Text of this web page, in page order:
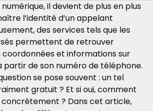
il devient de plus en plus
l’identité d’un appelant
des services tels que les
permettent de retrouver
et informations sur
partir de son numéro de téléphone.
se pose souvent : un tel
gratuit ? Et si oui, comment
? Dans cet article,